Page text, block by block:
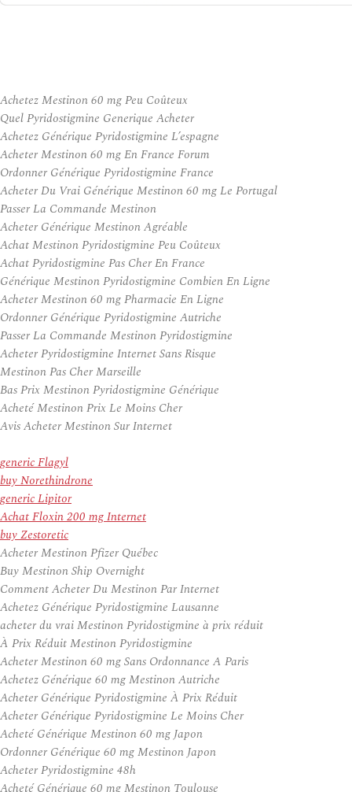
Achetez Mestinon 60 mg Peu Coûteux
Quel Pyridostigmine Generique Acheter
Achetez Générique Pyridostigmine L’espagne
Acheter Mestinon 60 mg En France Forum
Ordonner Générique Pyridostigmine France
Acheter Du Vrai Générique Mestinon 60 mg Le Portugal
Passer La Commande Mestinon
Acheter Générique Mestinon Agréable
Achat Mestinon Pyridostigmine Peu Coûteux
Achat Pyridostigmine Pas Cher En France
Générique Mestinon Pyridostigmine Combien En Ligne
Acheter Mestinon 60 mg Pharmacie En Ligne
Ordonner Générique Pyridostigmine Autriche
Passer La Commande Mestinon Pyridostigmine
Acheter Pyridostigmine Internet Sans Risque
Mestinon Pas Cher Marseille
Bas Prix Mestinon Pyridostigmine Générique
Acheté Mestinon Prix Le Moins Cher
Avis Acheter Mestinon Sur Internet
generic Flagyl
buy Norethindrone
generic Lipitor
Achat Floxin 200 mg Internet
buy Zestoretic
Acheter Mestinon Pfizer Québec
Buy Mestinon Ship Overnight
Comment Acheter Du Mestinon Par Internet
Achetez Générique Pyridostigmine Lausanne
acheter du vrai Mestinon Pyridostigmine à prix réduit
À Prix Réduit Mestinon Pyridostigmine
Acheter Mestinon 60 mg Sans Ordonnance A Paris
Achetez Générique 60 mg Mestinon Autriche
Acheter Générique Pyridostigmine À Prix Réduit
Acheter Générique Pyridostigmine Le Moins Cher
Acheté Générique Mestinon 60 mg Japon
Ordonner Générique 60 mg Mestinon Japon
Acheter Pyridostigmine 48h